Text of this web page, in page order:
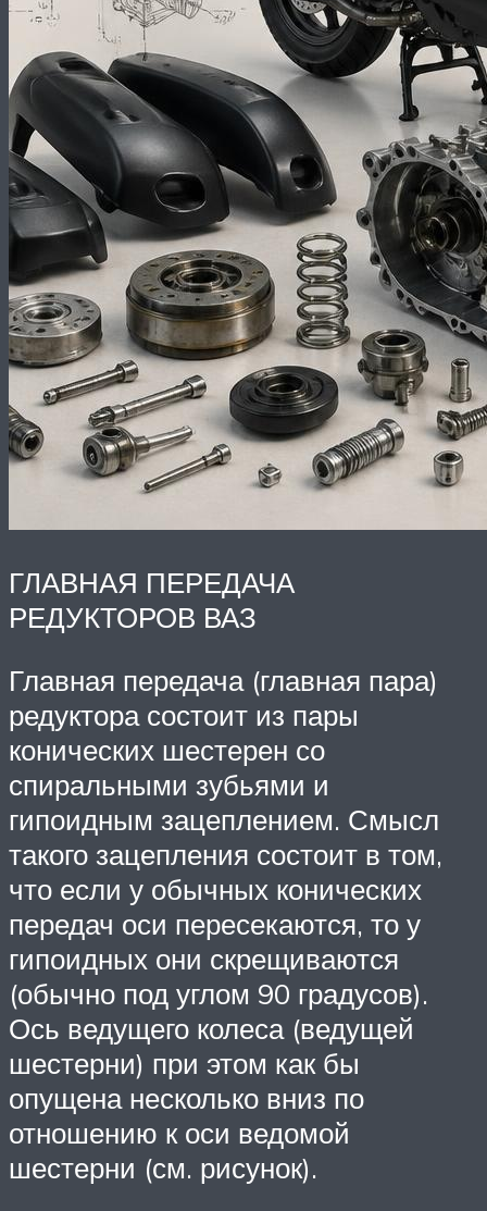
ГЛАВНАЯ ПЕРЕДАЧА
РЕДУКТОРОВ ВАЗ
Главная передача (главная пара)
редуктора состоит из пары
конических шестерен со
спиральными зубьями и
гипоидным зацеплением. Смысл
такого зацепления состоит в том,
что если у обычных конических
передач оси пересекаются, то у
гипоидных они скрещиваются
(обычно под углом 90 градусов).
Ось ведущего колеса (ведущей
шестерни) при этом как бы
опущена несколько вниз по
отношению к оси ведомой
шестерни (см. рисунок).